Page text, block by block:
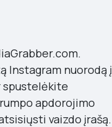
Instagram nuorodą į
spustelėkite
apdorojimo
vaizdo įrašą.